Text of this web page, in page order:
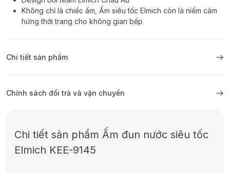
Không chỉ là chiếc ấm, Ấm siêu tốc Elmich còn là niềm cảm
hứng thời trang cho không gian bếp
Chi tiết sản phẩm
Chính sách đổi trả và vận chuyển
Chi tiết sản phẩm Ấm đun nước siêu tốc
Elmich KEE-9145